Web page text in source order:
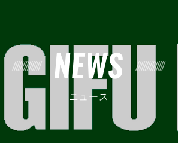
NEWS
ニュース